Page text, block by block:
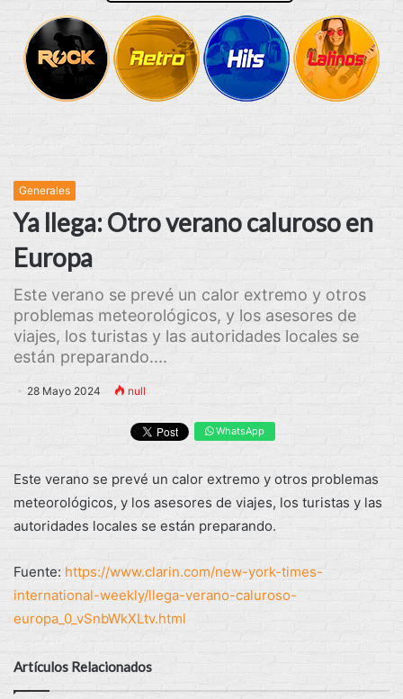
Generales
Ya llega: Otro verano caluroso en
Europa
Este verano se prevé un calor extremo y otros
problemas meteorológicos, y los asesores de
viajes, los turistas y las autoridades locales se
están preparando....
28 Mayo 2024 null
WhatsApp
Este verano se prevé un calor extremo y otros problemas
meteorológicos, y los asesores de viajes, los turistas y las
autoridades locales se están preparando.
Fuente: https://www.clarin.com/new-york-times-
international-weekly/llega-verano-caluroso-
europa_0_vSnbWkXLtv.html
Artículos Relacionados